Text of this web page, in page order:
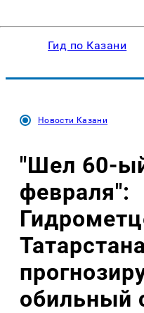
Гид по Казани
Новости Казани
"Шел 60-
февраля":
Татарстана
обильный